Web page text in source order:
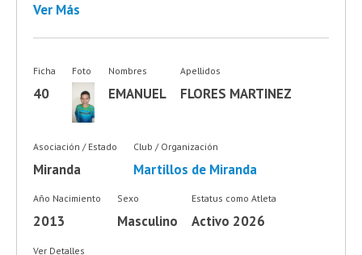
Ver Más
Ficha
40
Foto Nombres
EMANUEL
Apellidos
FLORES MARTINEZ
Asociación / Estado
Miranda
Club / Organización
Martillos de Miranda
Año Nacimiento
2013
Sexo
Masculino
Estatus como Atleta
Activo 2026
Ver Detalles